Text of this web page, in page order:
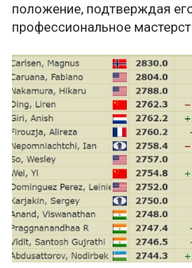
положение, подтверждая
профессиональное